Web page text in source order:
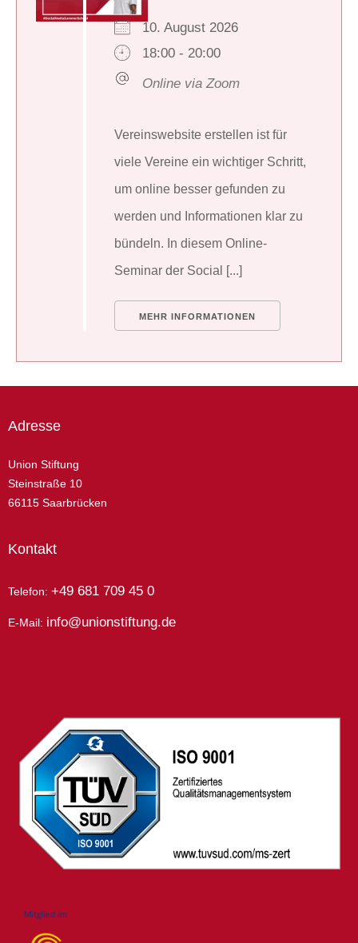
10. August 2026
18:00 - 20:00
Online via Zoom
Vereinswebsite erstellen ist für
viele Vereine ein wichtiger Schritt,
um online besser gefunden zu
werden und Informationen klar zu
bündeln. In diesem Online-
Seminar der Social [...]
MEHR INFORMATIONEN
Adresse
Union Stiftung
Steinstraße 10
66115 Saarbrücken
Kontakt
Telefon: +49 681 709 45 0
E-Mail: info@unionstiftung.de